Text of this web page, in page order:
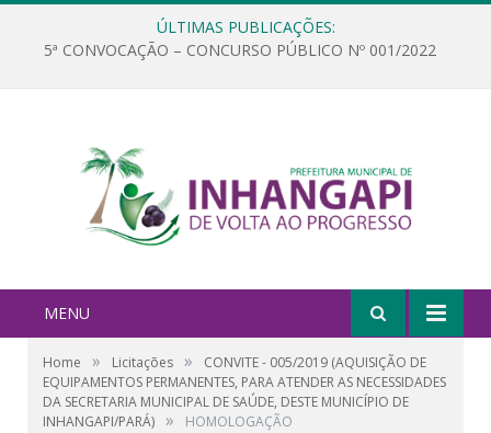
ÚLTIMAS PUBLICAÇÕES:
5ª CONVOCAÇÃO – CONCURSO PÚBLICO Nº 001/2022
MENU
Home » Licitações »
CONVITE - 005/2019 (AQUISIÇÃO DE
EQUIPAMENTOS PERMANENTES, PARA ATENDER AS NECESSIDADES
DA SECRETARIA MUNICIPAL DE SAÚDE, DESTE MUNICÍPIO DE
INHANGAPI/PARÁ) » HOMOLOGAÇÃO